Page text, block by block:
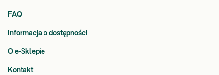
FAQ
Informacja o dostępności
O e-Sklepie
Kontakt